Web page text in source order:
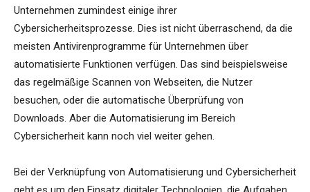
Unternehmen zumindest einige ihrer
Cybersicherheitsprozesse. Dies ist nicht überraschend, da die
meisten Antivirenprogramme für Unternehmen über
automatisierte Funktionen verfügen. Das sind beispielsweise
das regelmäßige Scannen von Webseiten, die Nutzer
besuchen, oder die automatische Überprüfung von
Downloads. Aber die Automatisierung im Bereich
Cybersicherheit kann noch viel weiter gehen.
Bei der Verknüpfung von Automatisierung und Cybersicherheit